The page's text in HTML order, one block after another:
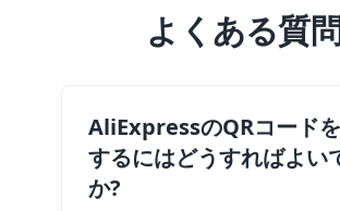
よくある質
AliExpressのQRコード
するにはどうすればよい
か?